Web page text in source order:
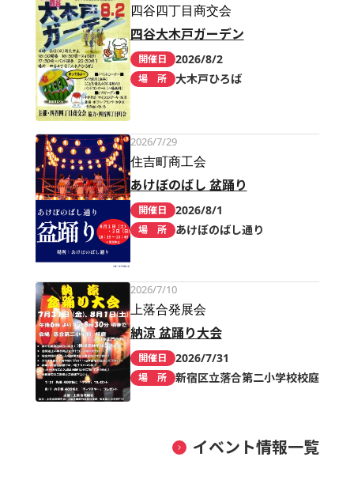
四谷四丁目商交会
四谷大木戸ガーデン
開催日 2026/8/2
場 所 大木戸ひろば
2026/7/29
住吉町商工会
あけぼのばし 盆踊り
開催日 2026/8/1
場 所 あけぼのばし通り
2026/7/10
上落合発展会
納涼 盆踊り大会
開催日 2026/7/31
場 所 新宿区立落合第二小学校校庭
イベント情報一覧